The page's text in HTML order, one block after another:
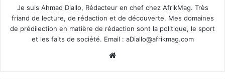
Je suis Ahmad Diallo, Rédacteur en chef chez AfrikMag. Très
friand de lecture, de rédaction et de découverte. Mes domaines
de prédilection en matière de rédaction sont la politique, le sport
et les faits de société. Email : aDiallo@afrikmag.com